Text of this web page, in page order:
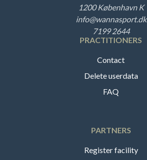
1200 København K
info@wannasport.dk
7199 2644
PRACTITIONERS
Contact
Delete userdata
FAQ
PARTNERS
Register facility